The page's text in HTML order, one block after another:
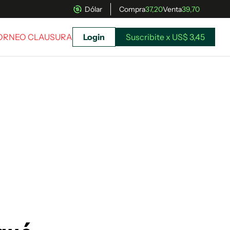
Dólar Compra37,20Venta39,70
CLAUSURA Login Suscribite x US$ 3,45